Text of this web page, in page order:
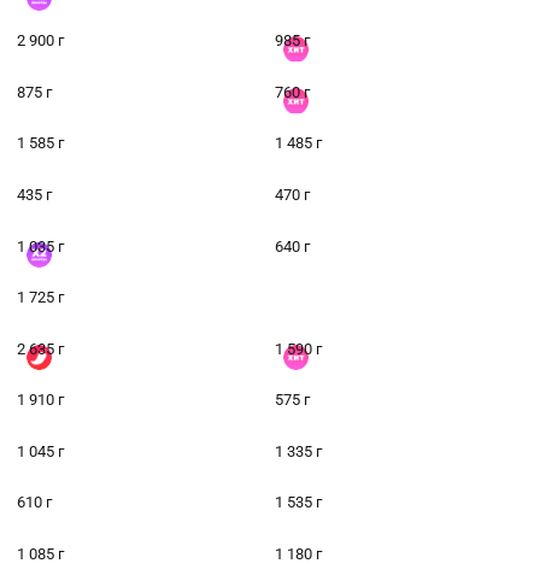
2 900 г 985 г
875 г 760 г
1 585 г 1 485 г
435 г 470 г
1 035 г 640 г
1 725 г
2 635 г 1 590 г
1 910 г 575 г
1 045 г 1 335 г
610 г 1 535 г
1 085 г 1 180 г